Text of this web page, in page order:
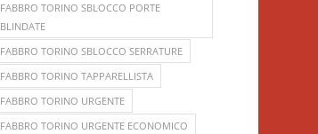
FABBRO TORINO SBLOCCO PORTE
BLINDATE
FABBRO TORINO SBLOCCO SERRATURE
FABBRO TORINO TAPPARELLISTA
FABBRO TORINO URGENTE
FABBRO TORINO URGENTE ECONOMICO